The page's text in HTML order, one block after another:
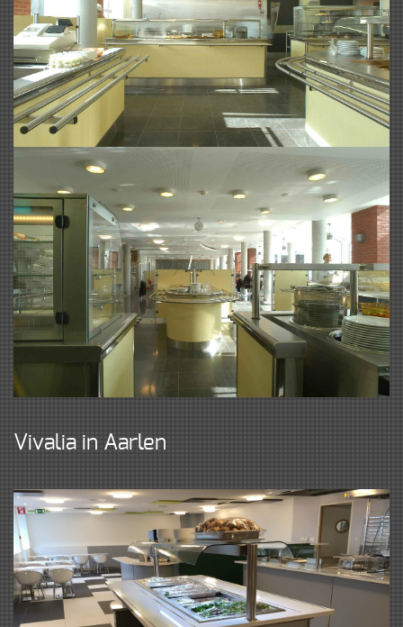
Vivalia in Aarlen